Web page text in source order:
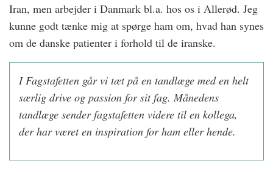
Iran, men arbejder i Danmark bl.a. hos os i Allerød. Jeg
kunne godt tænke mig at spørge ham om, hvad han synes
om de danske patienter i forhold til de iranske.
I Fagstafetten går vi tæt på en tandlæge med en helt
særlig drive og passion for sit fag. Månedens
tandlæge sender fagstafetten videre til en kollega,
der har været en inspiration for ham eller hende.